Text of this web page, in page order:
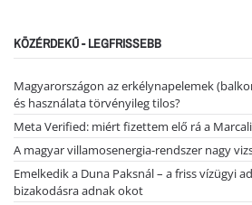
KÖZÉRDEKŰ - LEGFRISSEBB
Magyarországon az erkélynapelemek
és használata törvényileg tilos?
Meta Verified: miért fizettem elő rá a
A magyar villamosenergia-rendszer nagy
Emelkedik a Duna Paksnál – a friss vízügyi
bizakodásra adnak okot